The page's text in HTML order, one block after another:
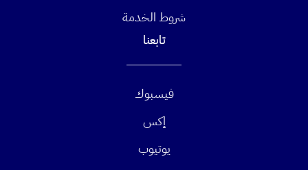
شروط الخدمة
تابعنا
فيسبوك
إكس
يوتيوب